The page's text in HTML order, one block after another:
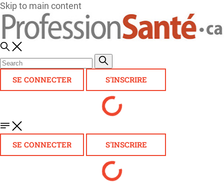
Skip to main content
SE CONNECTER S'INSCRIRE
SE CONNECTER S'INSCRIRE